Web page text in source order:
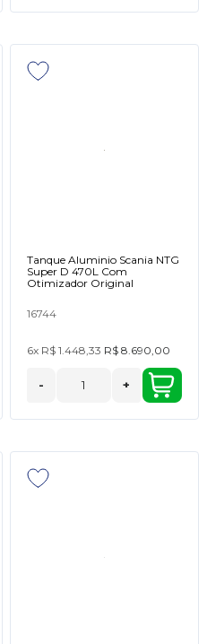
Tanque Aluminio Scania NTG
Super D 470L Com
Otimizador Original
16744
6x R$ 1.448,33 R$ 8.690,00
- +